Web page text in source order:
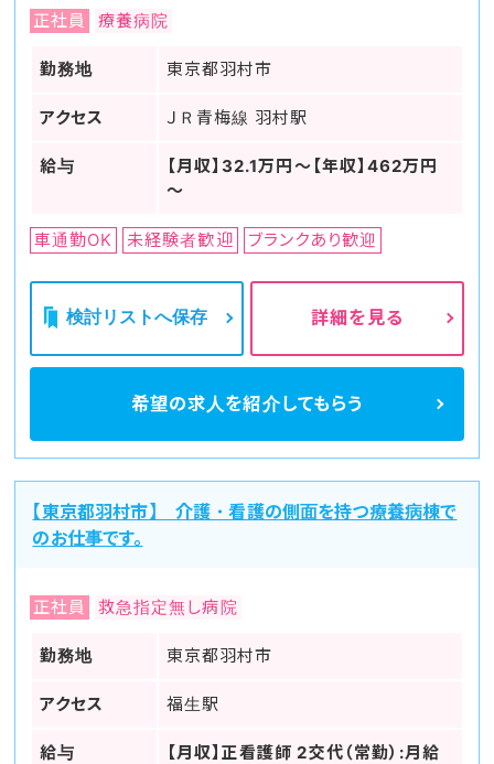
正社員 療養病院
勤務地 東京都羽村市
アクセス ＪＲ青梅線 羽村駅
給与
【月収】32.1万円～【年収】462万円
～
車通勤OK 未経験者歓迎 ブランクあり歓迎
検討リストへ保存 詳細を見る
希望の求人を紹介してもらう
【東京都羽村市】 介護・看護の側面を持つ療養病棟で
のお仕事です。
正社員 救急指定無し病院
勤務地 東京都羽村市
アクセス 福生駅
給与
【月収】正看護師 2交代（常勤）:月給